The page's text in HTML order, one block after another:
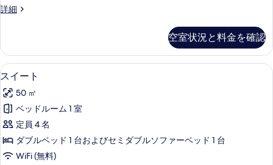
を
す
る
ト
す
べ
て
の
写
真
を
表
詳細
ジ
ス
イ
ー
の
詳
細
空室状況と料金を確認
ス
イ
ー
ト
の
す
スイート | 羽毛の掛け布団、ピロー
4
スイート
50 ㎡
ベッドルーム 1 室
定員 4 名
ダブルベッド 1 台およびセミダブルソファーベッド 1 台
WiFi (無料)